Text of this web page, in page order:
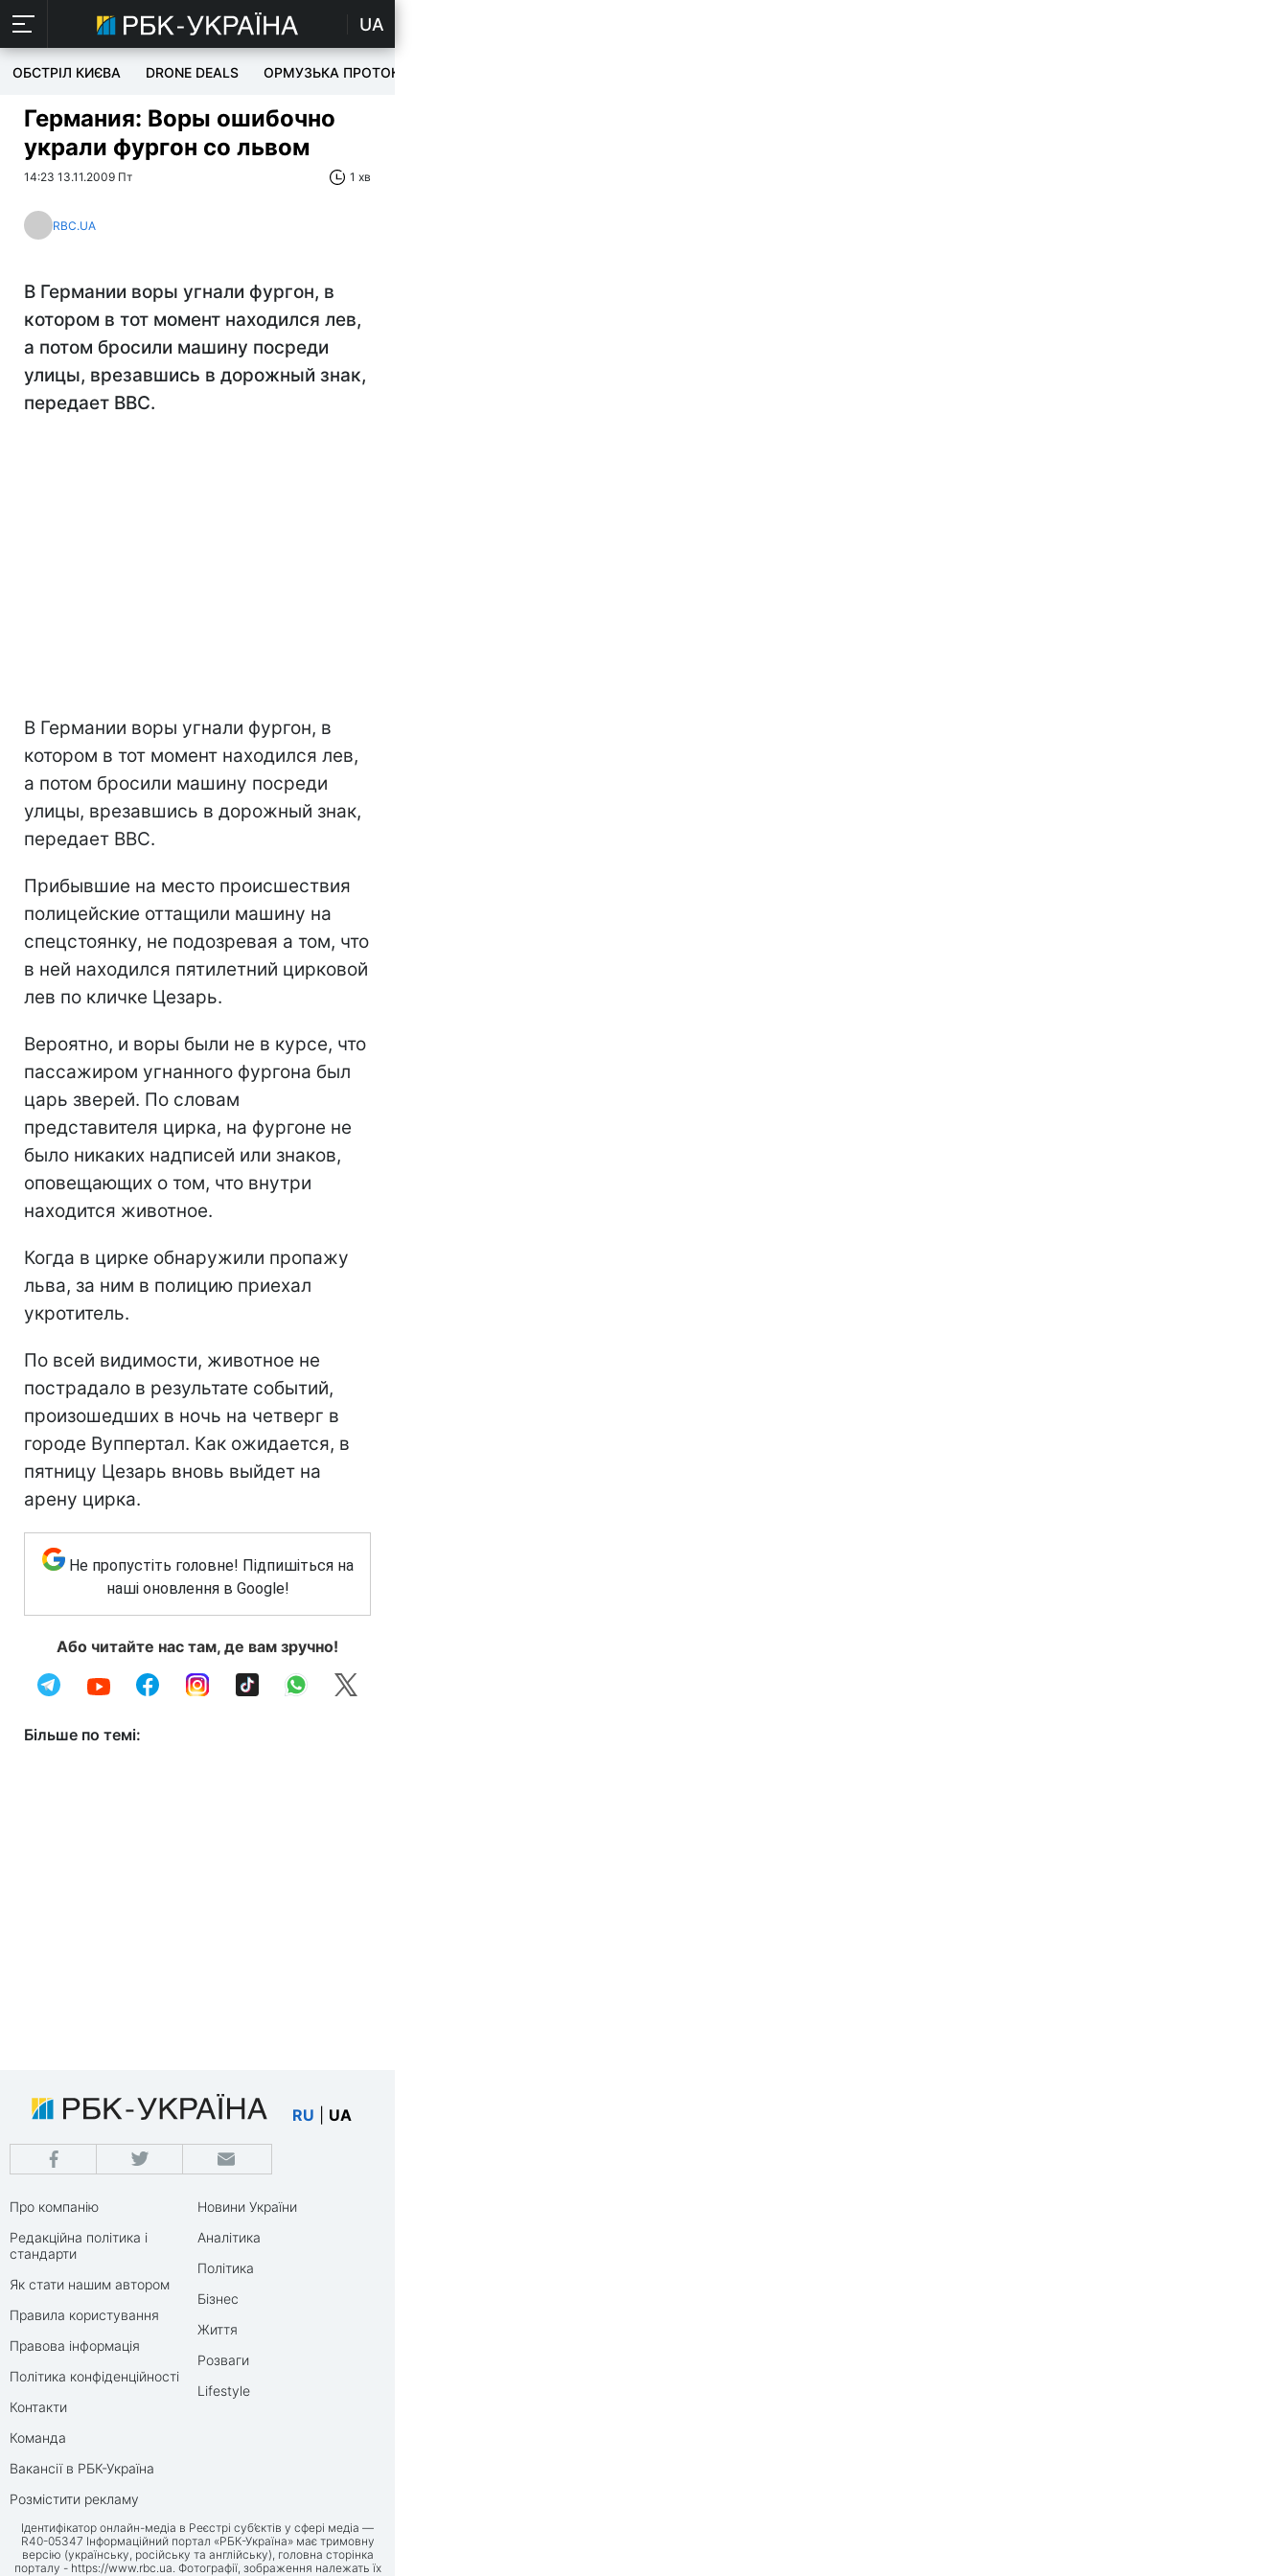
UA
ОБСТРІЛ КИЄВА DRONE DEALS ОРМУЗЬКА ПРОТОКА
Германия: Воры ошибочно
украли фургон со львом
14:23 13.11.2009 Пт 1 хв
RBC.UA
В Германии воры угнали фургон, в
котором в тот момент находился лев,
а потом бросили машину посреди
улицы, врезавшись в дорожный знак,
передает ВВС.
В Германии воры угнали фургон, в
котором в тот момент находился лев,
а потом бросили машину посреди
улицы, врезавшись в дорожный знак,
передает ВВС.
Прибывшие на место происшествия
полицейские оттащили машину на
спецстоянку, не подозревая а том, что
в ней находился пятилетний цирковой
лев по кличке Цезарь.
Вероятно, и воры были не в курсе, что
пассажиром угнанного фургона был
царь зверей. По словам
представителя цирка, на фургоне не
было никаких надписей или знаков,
оповещающих о том, что внутри
находится животное.
Когда в цирке обнаружили пропажу
льва, за ним в полицию приехал
укротитель.
По всей видимости, животное не
пострадало в результате событий,
произошедших в ночь на четверг в
городе Вуппертал. Как ожидается, в
пятницу Цезарь вновь выйдет на
арену цирка.
Не пропустіть головне! Підпишіться на
наші оновлення в Google!
Або читайте нас там, де вам зручно!
Більше по темі:
RU UA
Про компанію
Редакційна політика і
стандарти
Як стати нашим автором
Правила користування
Правова інформація
Політика конфіденційності
Контакти
Команда
Вакансії в РБК-Україна
Розмістити рекламу
Новини України
Аналітика
Політика
Бізнес
Життя
Розваги
Lifestyle
Ідентифікатор онлайн-медіа в Реєстрі суб’єктів у сфері медіа —
R40-05347 Інформаційний портал «РБК-Україна» має тримовну
версію (українську, російську та англійську), головна сторінка
порталу - https://www.rbc.ua. Фотографії, зображення належать їх